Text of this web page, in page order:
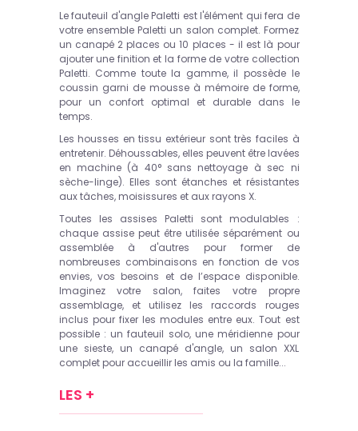
Le fauteuil d'angle Paletti est l'élément qui fera de
votre ensemble Paletti un salon complet. Formez
un canapé 2 places ou 10 places - il est là pour
ajouter une finition et la forme de votre collection
Paletti. Comme toute la gamme, il possède le
coussin garni de mousse à mémoire de forme,
pour un confort optimal et durable dans le
temps.
Les housses en tissu extérieur sont très faciles à
entretenir. Déhoussables, elles peuvent être lavées
en machine (à 40° sans nettoyage à sec ni
sèche-linge). Elles sont étanches et résistantes
aux tâches, moisissures et aux rayons X.
Toutes les assises Paletti sont modulables :
chaque assise peut être utilisée séparément ou
assemblée à d'autres pour former de
nombreuses combinaisons en fonction de vos
envies, vos besoins et de l’espace disponible.
Imaginez votre salon, faites votre propre
assemblage, et utilisez les raccords rouges
inclus pour fixer les modules entre eux. Tout est
possible : un fauteuil solo, une méridienne pour
une sieste, un canapé d'angle, un salon XXL
complet pour accueillir les amis ou la famille...
LES +